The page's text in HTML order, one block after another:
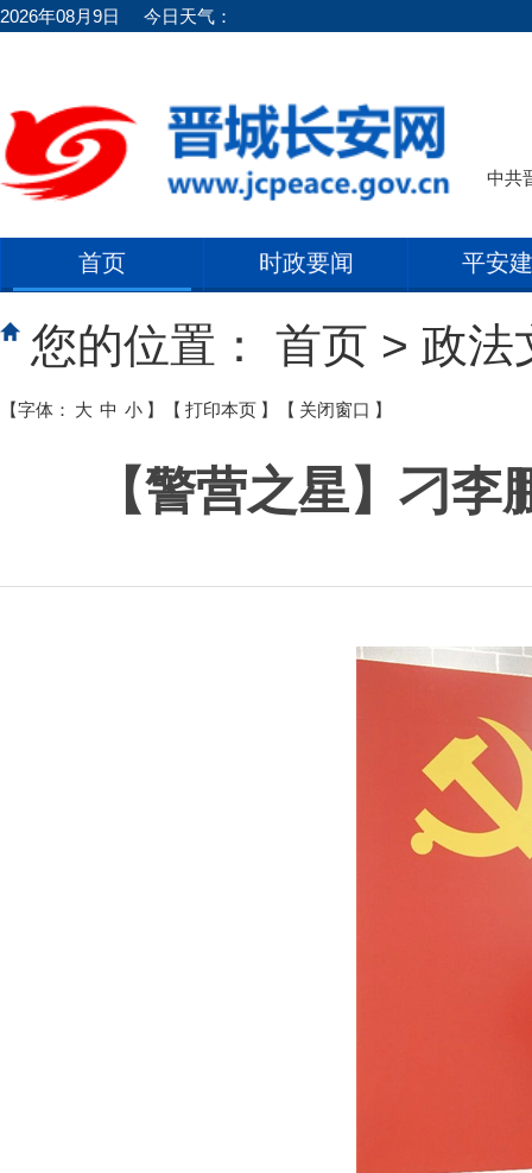
2026年08月9日 今日天气：
中共
首页 时政要闻 平安
您的位置： 首页 > 政法
【字体： 大 中 小 】 【 打印本页 】 【 关闭窗口 】
【警营之星】刁